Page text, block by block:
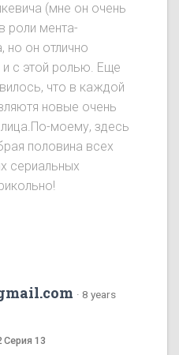
(мне он очень
роли мента-
но он отлично
и с этой ролью. Еще
что в каждой
новые очень
моему, здесь
половина всех
сериальных
· 8 years
Серия 13